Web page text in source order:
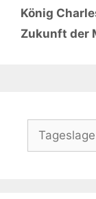
König
Zukunft der
Suchen